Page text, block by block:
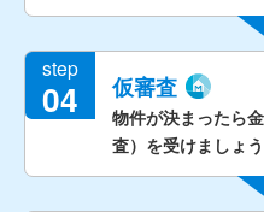
step
04 仮審査
物件が決まったら
査）を受けましょう